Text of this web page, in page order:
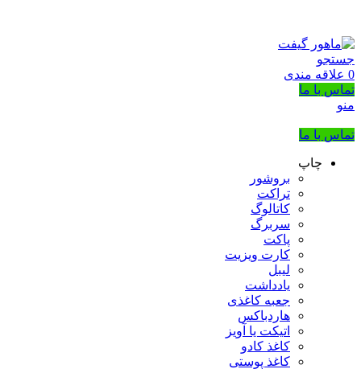
جستجو
0 علاقه مندی
تماس با ما
منو
تماس با ما
چاپ
بروشور
تراکت
کاتالوگ
سربرگ
پاکت
کارت ویزیت
لیبل
یادداشت
جعبه کاغذی
هاردباکس
اتیکت یا آویز
کاغذ کادو
کاغذ پوستی